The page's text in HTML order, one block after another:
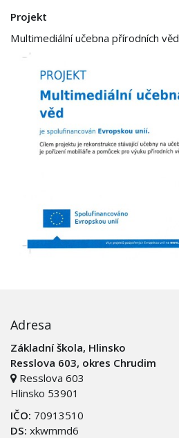
Projekt
Multimediální učebna přírodních věd
Adresa
Základní škola, Hlinsko
Resslova 603, okres Chrudim
Resslova 603
Hlinsko 53901
IČO: 70913510
DS: xkwmmd6